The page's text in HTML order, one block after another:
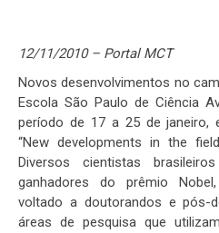
12/11/2010 – Portal MCT
Novos desenvolvimentos no
Escola São Paulo de Ciência
período de 17 a 25 de janeiro,
“New developments in the
Diversos cientistas
ganhadores do prêmio
voltado a doutorandos e pós-
áreas de pesquisa que